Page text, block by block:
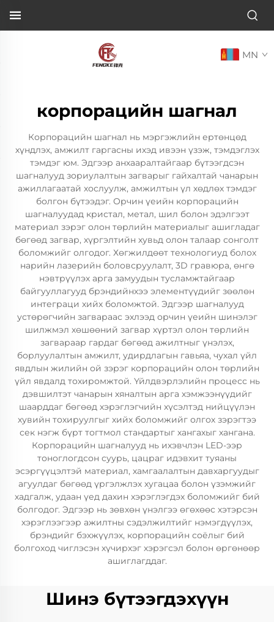
MN
корпорацийн шагнал
Корпорацийн шагнал нь мэргэжлийн ертөнцөд
хүндлэх, амжилт гаргасны ихэд ивээн үзэж, тэмдэглэх
тэмдэг юм. Эдгээр анхааралтайгаар бүтээгдсэн
шагналууд зориулалтын загварыг гайхалтай чанарын
ажиллагаатай хослуулж, амжилтын үл хөдлөх тэмдэг
болгон бүтээдэг. Орчин үеийн корпорацийн
шагналуудад кристал, метал, шил болон эдэлгээт
материал зэрэг олон төрлийн материалыг ашигладаг
бөгөөд загвар, хүргэлтийн хувьд олон талаар сонголт
боломжийг олгодог. Хөгжилдөөт технологиуд болох
нарийн лазерийн боловсруулалт, 3D гравюра, өнгө
нэвтрүүлэх арга замуудын тусламжтайгаар
байгууллагууд брэндийнхээ элементүүдийг зөөлөн
интеграци хийх боломжтой. Эдгээр шагналууд
устөрөгчийн загвараас эхлээд орчин үеийн шинэлэг
шилжмэл хөшөөний загвар хүртэл олон төрлийн
загвараар гардаг бөгөөд ажилтныг үнэлэх,
борлуулалтын амжилт, удирдлагын гавьяа, чухал үйл
явдлын жилийн ой зэрэг корпорацийн олон төрлийн
үйл явдалд тохиромжтой. Үйлдвэрлэлийн процесс нь
дэвшилтэт чанарын хяналтын арга хэмжээнүүдийг
шаарддаг бөгөөд хэрэглэгчийн хүсэлтэд нийцүүлэн
хувийн тохируулгыг хийх боломжийг олгох зэрэгтээ
сек нэгж бүрт тогтмол стандартыг хангахыг хангана.
Корпорацийн шагналууд нь ихэвчлэн LED-ээр
тоноглогдсон суурь, цацраг идэвхит туяаны
эсэргүүцэлтэй материал, хамгаалалтын давхаргуудыг
агуулдаг бөгөөд үргэлжлэх хугацаа болон үзэмжийг
хадгалж, удаан үед дахин хэрэглэгдэх боломжийг бий
болгодог. Эдгээр нь зөвхөн үнэлгээ өгөхөөс хэтэрсэн
хэрэглээгээр ажилтны сэдэлжилтийг нэмэгдүүлэх,
брэндийг бэхжүүлэх, корпорацийн соёлыг бий
болгоход чиглэсэн хүчирхэг хэрэгсэл болон өргөнөөр
ашиглагддаг.
Шинэ бүтээгдэхүүн